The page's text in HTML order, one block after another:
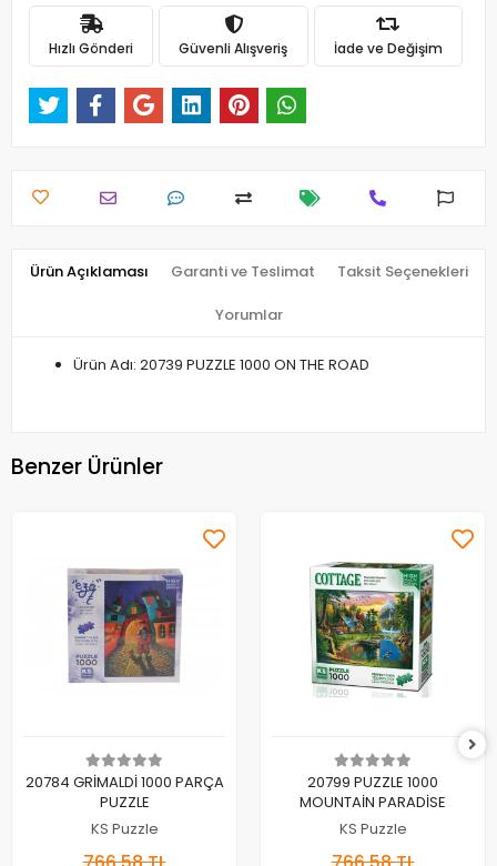
Hızlı Gönderi Güvenli Alışveriş İade ve Değişim
Ürün Açıklaması Garanti ve Teslimat Taksit Seçenekleri
Yorumlar
Ürün Adı: 20739 PUZZLE 1000 ON THE ROAD
Benzer Ürünler
Sepete Ekle
20784 GRİMALDİ 1000 PARÇA
PUZZLE
KS Puzzle
Sepete Ekle
20799 PUZZLE 1000
MOUNTAİN PARADİSE
KS Puzzle